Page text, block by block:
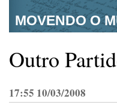
MOVENDO O
Outro
17:55 10/03/2008